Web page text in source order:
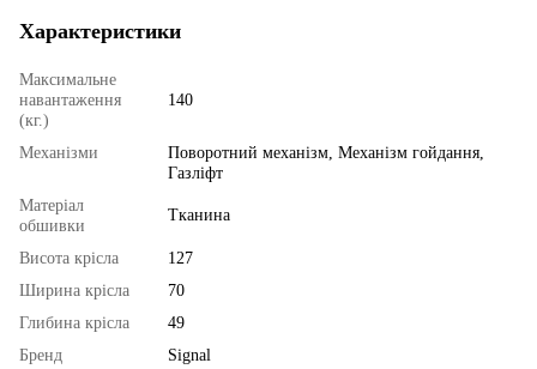
Характеристики
Максимальне
навантаження
(кг.)
140
Механізми
Поворотний механізм, Механізм гойдання,
Газліфт
Матеріал
обшивки
Тканина
Висота крісла
127
Ширина крісла
70
Глибина крісла
49
Бренд
Signal